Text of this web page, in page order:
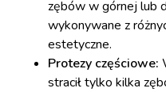
zębów w górnej lub
wykonywane z
estetyczne.
Protezy częściowe:
stracił tylko kilka